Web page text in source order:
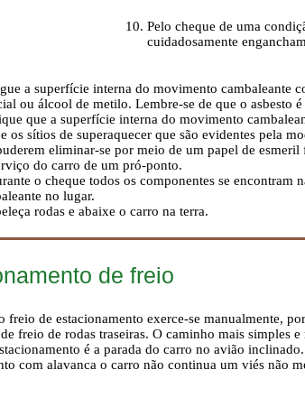
Pelo cheque de uma
cuidadosamente
a superfície interna do movimento cambaleante
ou álcool de metilo. Lembre-se de que o asbesto
que a superfície interna do movimento
os sítios de superaquecer que são evidentes pela
eliminar-se por meio de um papel de
do carro de um pró-ponto.
o cheque todos os componentes se
no lugar.
rodas e abaixe o carro na terra.
de freio
freio de estacionamento exerce-se manualmente,
freio de rodas traseiras. O caminho mais simples
é a parada do carro no avião
com alavanca o carro não continua um viés não